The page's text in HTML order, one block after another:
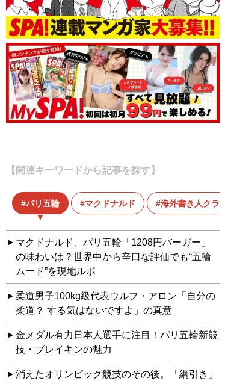
【関連キーワードから記事を探す】
パリ五輪 マクドナルド 海外書き人クラブ
マクドナルド、パリ五輪「1208円バーガー」
の味わいは？世界中から辛口な評価でも“五輪
ムード”を現地ルポ
柔道男子100kg級代表ウルフ・アロン「自分の
柔道？ する気はないですよ」の真意
金メダル有力日本人選手に注目！パリ五輪新競
技・ブレイキンの魅力
消えたオリンピック競技のその後。「綱引き」